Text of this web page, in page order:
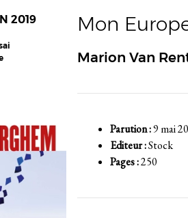
2019 Mon
Marion Van
Parution :9 mai
Editeur :Stock
Pages :250